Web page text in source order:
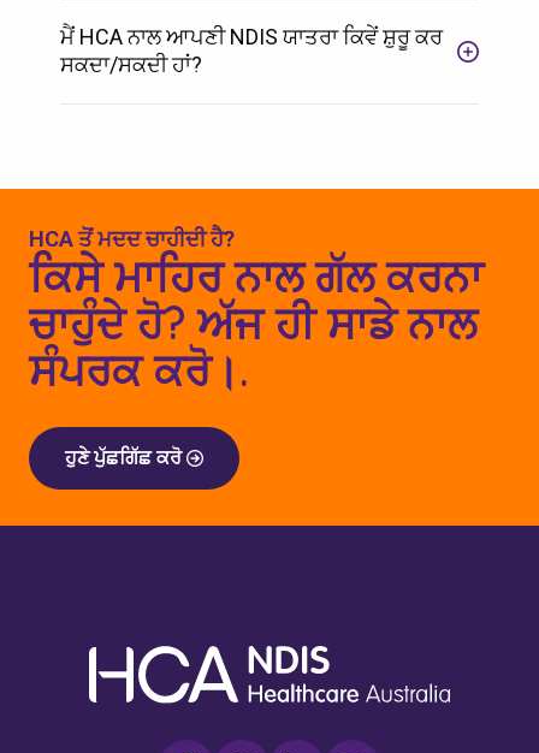
ਮੈਂ HCA ਨਾਲ ਆਪਣੀ NDIS ਯਾਤਰਾ ਕਿਵੇਂ ਸ਼ੁਰੂ ਕਰ
ਸਕਦਾ/ਸਕਦੀ ਹਾਂ?
HCA ਤੋਂ ਮਦਦ ਚਾਹੀਦੀ ਹੈ?
ਕਿਸੇ ਮਾਹਿਰ ਨਾਲ ਗੱਲ ਕਰਨਾ
ਚਾਹੁੰਦੇ ਹੋ? ਅੱਜ ਹੀ ਸਾਡੇ ਨਾਲ
ਸੰਪਰਕ ਕਰੋ।.
ਹੁਣੇ ਪੁੱਛਗਿੱਛ ਕਰੋ